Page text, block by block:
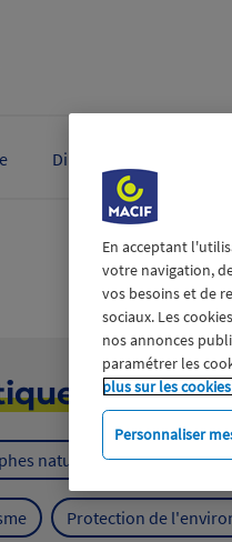
Dirigeants et experts
naturelles Climat
Protection de
En acceptant
votre navigation,
vos besoins et de
sociaux. Les
nos annonces
paramétrer les
plus sur les
Personnaliser